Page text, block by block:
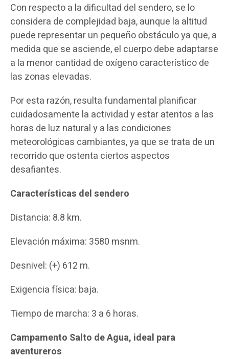
Con respecto a la dificultad del sendero, se lo
considera de complejidad baja, aunque la altitud
puede representar un pequeño obstáculo ya que, a
medida que se asciende, el cuerpo debe adaptarse
a la menor cantidad de oxígeno característico de
las zonas elevadas.
Por esta razón, resulta fundamental planificar
cuidadosamente la actividad y estar atentos a las
horas de luz natural y a las condiciones
meteorológicas cambiantes, ya que se trata de un
recorrido que ostenta ciertos aspectos
desafiantes.
Características del sendero
Distancia: 8.8 km.
Elevación máxima: 3580 msnm.
Desnivel: (+) 612 m.
Exigencia física: baja.
Tiempo de marcha: 3 a 6 horas.
Campamento Salto de Agua, ideal para
aventureros